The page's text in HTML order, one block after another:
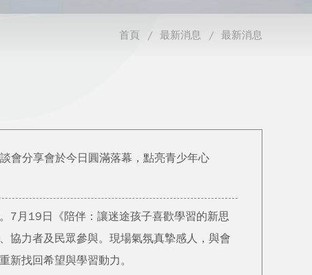
首頁 最新消息 最新消息
會分享會於今日圓滿落幕，點亮青少年心
7月19日《陪伴：讓迷途孩子喜歡學習的新思
協力者及民眾參與。現場氣氛真摯感人，與會
新找回希望與學習動力。